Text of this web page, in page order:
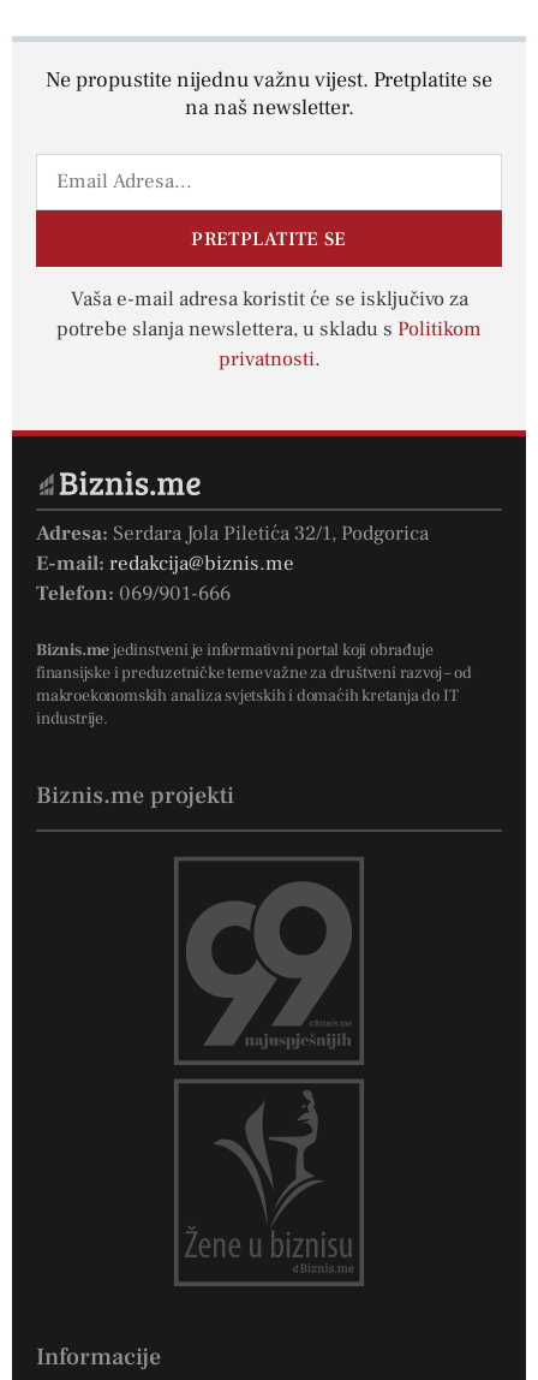
Ne propustite nijednu važnu vijest. Pretplatite se
na naš newsletter.
PRETPLATITE SE
Vaša e-mail adresa koristit će se isključivo za
potrebe slanja newslettera, u skladu s Politikom
privatnosti.
Adresa: Serdara Jola Piletića 32/1, Podgorica
E-mail: redakcija@biznis.me
Telefon: 069/901-666
Biznis.mejedinstveni je informativni portal koji obrađuje
finansijske i preduzetničke teme važne za društveni razvoj – od
makroekonomskih analiza svjetskih i domaćih kretanja do IT
industrije.
Biznis.me projekti
Informacije